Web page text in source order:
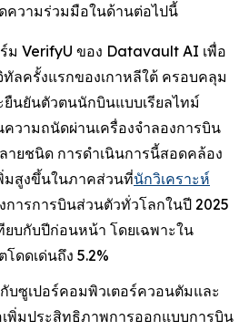
ความร่วมมือในด้านต่อไปนี้
ม VerifyU ของ Datavault AI เพื่อ
ลครั้งแรกของเกาหลีใต้ ครอบคลุม
นยันตัวตนนักบินแบบเรียลไทม์
วามถนัดผ่านเครื่องจำลองการบิน
ายชนิด การดำเนินการนี้สอดคล้อง
มสูงขึ้นในภาคส่วนที่นักวิเคราะห์
การการบินส่วนตัวทั่วโลกในปี 2025
ยบกับปีก่อนหน้า โดยเฉพาะใน
โดดเด่นถึง 5.2%
บซูเปอร์คอมพิวเตอร์ควอนตัมและ
เพิ่มประสิทธิภาพการออกแบบการบิน